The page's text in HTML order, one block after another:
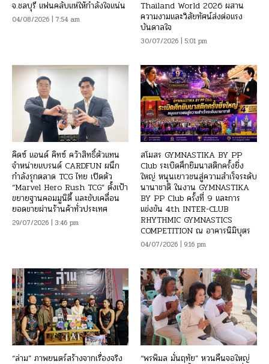
จ.ชลบุรี แฟนคลับแห่ให้กำลังใจแน่น
04/08/2026 | 7:54 am
Thailand World 2026 ผสาน
ความงามและวิสัยทัศน์ส่งต่อแรง
บันดาลใจ
30/07/2026 | 5:01 pm
คิดซ์ แอนด์ คิทซ์ คว้าสิทธิ์ตัวแทน
จำหน่ายแบรนด์ CARDFUN ผนึก
กำลังรุกตลาด TCG ไทย เปิดตัว
“Marvel Hero Rush TCG” ตั้งเป้า
ขยายฐานคอมมูนิตี้ และขับเคลื่อน
ยอดขายผ่านร้านค้าทั่วประเทศ
29/07/2026 | 3:46 pm
สโมสร GYMNASTIKA BY PP
Club ระเบิดศึกยิมนาสติกครั้งยิ่ง
ใหญ่ หนุนเยาวชนสู่ความสำเร็จระดับ
นานาชาติ ในงาน GYMNASTIKA
BY PP Club ครั้งที่ 9 และการ
แข่งขัน 4th INTER-CLUB
RHYTHMIC GYMNASTICS
COMPETITION ณ อาคารนิมิบุตร
04/07/2026 | 9:16 pm
“ล่าม” ภาพยนตร์สร้างจากเรื่องจริง
“พรพิมล มั่นฤทัย” หวนคืนจอใหญ่